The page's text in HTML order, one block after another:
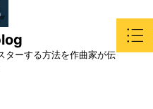
ターする方法を作曲家が伝